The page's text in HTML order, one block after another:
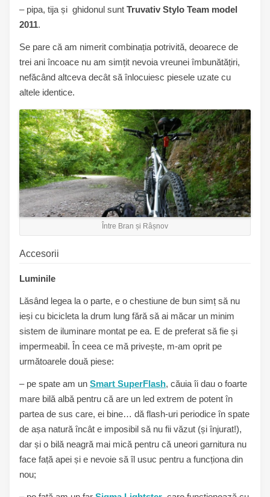
– pipa, tija și ghidonul sunt Truvativ Stylo Team model
2011.
Se pare că am nimerit combinația potrivită, deoarece de
trei ani încoace nu am simțit nevoia vreunei îmbunătățiri,
nefăcând altceva decât să înlocuiesc piesele uzate cu
altele identice.
Între Bran și Râșnov
Accesorii
Luminile
Lăsând legea la o parte, e o chestiune de bun simț să nu
ieși cu bicicleta la drum lung fără să ai măcar un minim
sistem de iluminare montat pe ea. E de preferat să fie și
impermeabil. În ceea ce mă privește, m-am oprit pe
următoarele două piese:
– pe spate am un Smart SuperFlash, căuia îi dau o foarte
mare bilă albă pentru că are un led extrem de potent în
partea de sus care, ei bine… dă flash-uri periodice în spate
de așa natură încât e imposibil să nu fii văzut (și înjurat!),
dar și o bilă neagră mai mică pentru că uneori garnitura nu
face față apei și e nevoie să îl usuc pentru a funcționa din
nou;